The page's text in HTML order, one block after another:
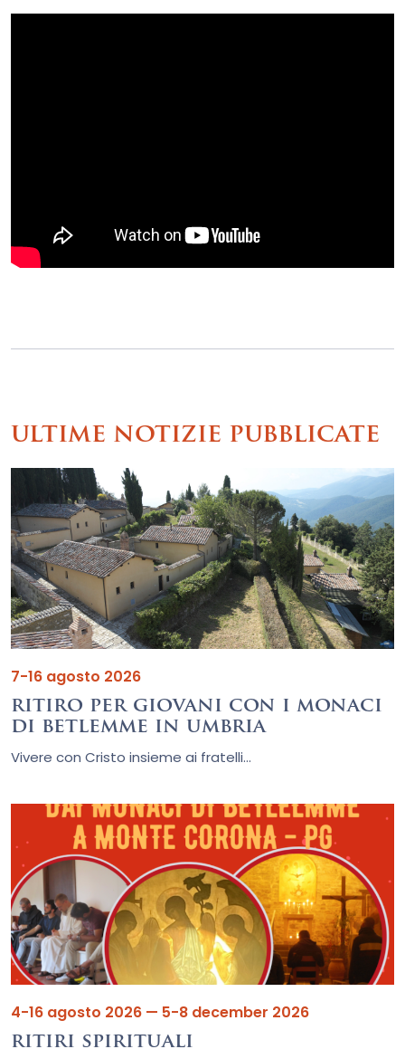
ultime notizie pubblicate
7-16 agosto 2026
ritiro per giovani con i monaci
di betlemme in umbria
Vivere con Cristo insieme ai fratelli...
4-16 agosto 2026 — 5-8 december 2026
ritiri spirituali